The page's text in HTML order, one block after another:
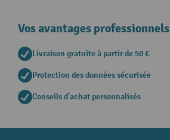
Vos avantages professionnels
Livraison gratuite à partir de 50 €
Protection des données sécurisée
Conseils d'achat personnalisés